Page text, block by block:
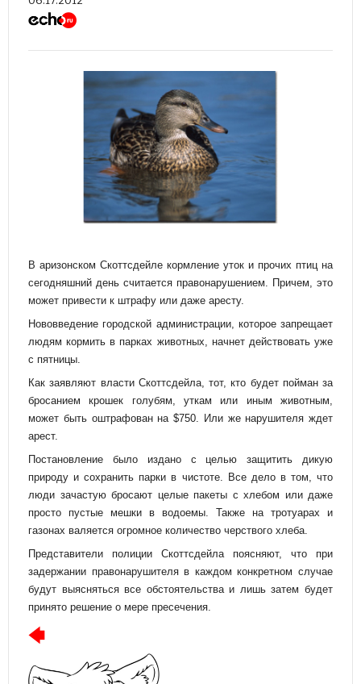
В аризонском Скоттсдейле кормление уток и прочих птиц на
сегодняшний день считается правонарушением. Причем, это
может привести к штрафу или даже аресту.
Нововведение городской администрации, которое запрещает
людям кормить в парках животных, начнет действовать уже
с пятницы.
Как заявляют власти Скоттсдейла, тот, кто будет пойман за
бросанием крошек голубям, уткам или иным животным,
может быть оштрафован на $750. Или же нарушителя ждет
арест.
Постановление было издано с целью защитить дикую
природу и сохранить парки в чистоте. Все дело в том, что
люди зачастую бросают целые пакеты с хлебом или даже
просто пустые мешки в водоемы. Также на тротуарах и
газонах валяется огромное количество черствого хлеба.
Представители полиции Скоттсдейла поясняют, что при
задержании правонарушителя в каждом конкретном случае
будут выясняться все обстоятельства и лишь затем будет
принято решение о мере пресечения.